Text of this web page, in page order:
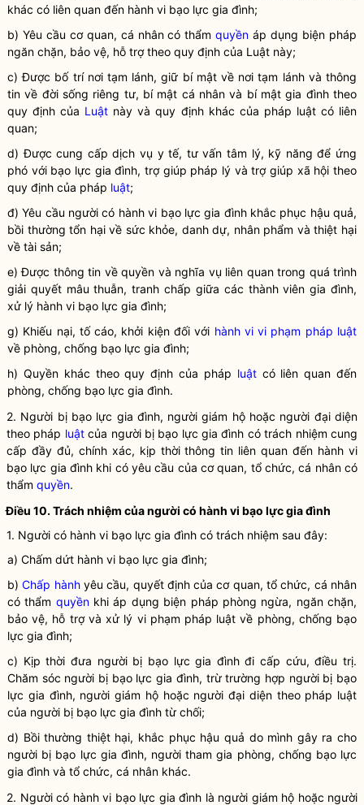
khác có liên quan đến hành vi bạo lực gia đình;
b) Yêu cầu cơ quan, cá nhân có thẩmquyền áp dụng biện pháp
ngăn chặn, bảo vệ, hỗ trợ theo quy định của Luật này;
c) Được bố trí nơi tạm lánh, giữ bí mật về nơi tạm lánhvà thông
tin về đời sống riêng tư, bí mật cá nhân và bí mật gia đình theo
quy định của Luật này và quy định khác của pháp luậtcó liên
quan;
d) Được cung cấp dịch vụ y tế, tư vấn tâm lý, kỹ năng để ứng
phó với bạo lực gia đình, trợ giúp pháp lý và trợ giúp xã hội theo
quy định của pháp luật;
đ) Yêu cầu người có hành vi bạo lực gia đìnhkhắc phục hậu quả,
bồi thường tổn hại về sức khỏe, danh dự, nhân phẩm và thiệt hại
về tài sản;
e) Được thông tin về quyền và nghĩa vụ liên quan trong quá trình
giải quyết mâu thuẫn, tranh chấp giữa các thành viên gia đình,
xử lý hành vi bạo lực gia đình;
g) Khiếu nại, tố cáo, khởi kiện đối với hành vi vi phạm pháp luật
về phòng, chống bạo lực gia đình;
h) Quyền khác theo quy định của pháp luậtcó liên quan đến
phòng, chống bạo lực gia đình.
2. Người bị bạo lực gia đình, người giám hộ hoặc người đại diện
theo pháp luậtcủa người bị bạo lực gia đình có trách nhiệm cung
cấp đầy đủ, chính xác, kịp thời thông tin liên quan đến hành vi
bạo lực gia đình khi có yêu cầu của cơ quan, tổ chức, cá nhân có
thẩm quyền.
Điều 10. Trách nhiệm của người có hành vi bạo lực gia đình
1. Người có hành vi bạo lực gia đình có trách nhiệm sau đây:
a) Chấm dứt hành vi bạo lực gia đình;
b)Chấp hànhyêu cầu, quyết định của cơ quan, tổ chức, cá nhân
có thẩm quyềnkhi áp dụng biện pháp phòng ngừa, ngăn chặn,
bảo vệ, hỗ trợ và xử lý vi phạm pháp luật về phòng, chống bạo
lực gia đình;
c) Kịp thời đưa người bị bạo lực gia đìnhđi cấp cứu, điều trị.
Chăm sóc người bị bạo lực gia đình, trừ trường hợp người bị bạo
lực gia đình, người giám hộ hoặc người đại diện theo pháp luật
của người bị bạo lực gia đình từ chối;
d) Bồi thường thiệt hại, khắc phục hậu quả do mình gây ra cho
người bị bạo lực gia đình, người tham gia phòng, chống bạo lực
gia đình và tổ chức, cá nhân khác.
2. Người có hành vi bạo lực gia đình là người giám hộ hoặc người